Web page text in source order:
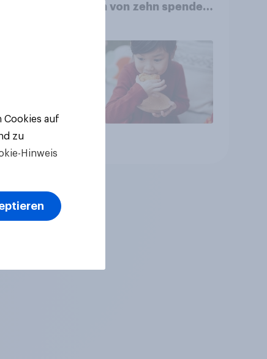
Sieben von zehn spenden,
Cookies auf
zu
Hinweis